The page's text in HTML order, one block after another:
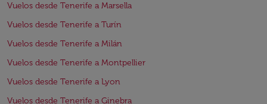
Vuelos desde Tenerife a Marsella
Vuelos desde Tenerife a Turín
Vuelos desde Tenerife a Milán
Vuelos desde Tenerife a Montpellier
Vuelos desde Tenerife a Lyon
Vuelos desde Tenerife a Ginebra